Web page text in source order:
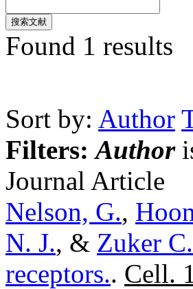
Found 1 results
Sort by: Author
Filters:Author
Journal Article
Nelson, G.,
N. J., & Zuker
receptors.. Cell.